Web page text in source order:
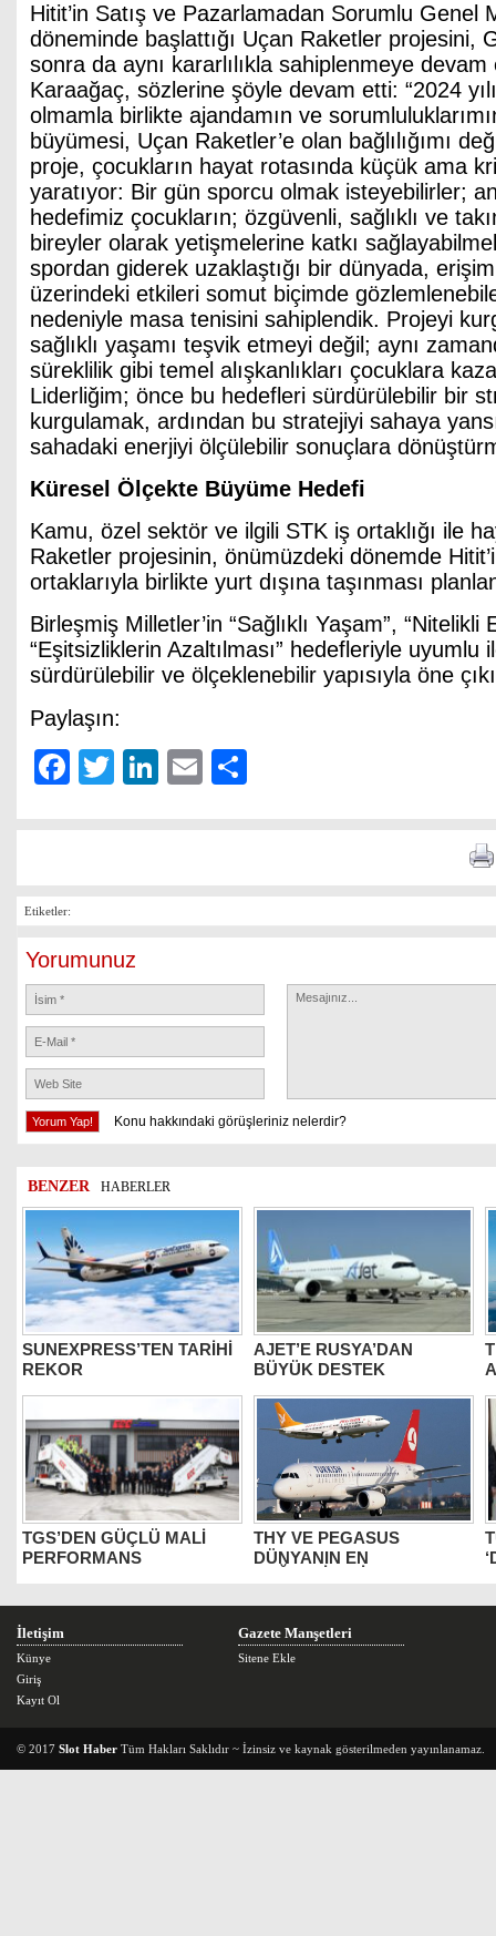
Hitit’in Satış ve Pazarlamadan Sorumlu Genel
döneminde başlattığı Uçan Raketler projesini,
sonra da aynı kararlılıkla sahiplenmeye
Karaağaç, sözlerine şöyle devam etti: “2024
olmamla birlikte ajandamın ve
büyümesi, Uçan Raketler’e olan bağlılığımı
proje, çocukların hayat rotasında küçük ama
yaratıyor: Bir gün sporcu olmak isteyebilirler;
hedefimiz çocukların; özgüvenli, sağlıklı ve
bireyler olarak yetişmelerine katkı
spordan giderek uzaklaştığı bir dünyada,
üzerindeki etkileri somut biçimde
nedeniyle masa tenisini sahiplendik. Projeyi
sağlıklı yaşamı teşvik etmeyi değil; aynı
süreklilik gibi temel alışkanlıkları çocuklara
Liderliğim; önce bu hedefleri sürdürülebilir bir
kurgulamak, ardından bu stratejiyi sahaya
sahadaki enerjiyi ölçülebilir sonuçlara
Küresel Ölçekte Büyüme Hedefi
Kamu, özel sektör ve ilgili STK iş ortaklığı ile
Raketler projesinin, önümüzdeki dönemde
ortaklarıyla birlikte yurt dışına taşınması
Birleşmiş Milletler’in “Sağlıklı Yaşam”, “Nitelikli
“Eşitsizliklerin Azaltılması” hedefleriyle uyumlu
sürdürülebilir ve ölçeklenebilir yapısıyla öne
Paylaşın:
Facebook
TwitterLinkedIn
Email
Etiketler:
Yorumunuz
Konu hakkındaki görüşleriniz nelerdir?
BENZER HABERLER
SUNEXPRESS’TEN TARİHİ
REKOR
AJET’E RUSYA’DAN
BÜYÜK DESTEK
TGS’DEN GÜÇLÜ MALİ
PERFORMANS
THY VE PEGASUS
DÜNYANIN EN
İletişim
Künye
Giriş
Kayıt Ol
Gazete Manşetleri
Sitene Ekle
© 2017 Slot Haber Tüm Hakları Saklıdır ~ İzinsiz ve kaynak gösterilmeden yayınlanamaz.